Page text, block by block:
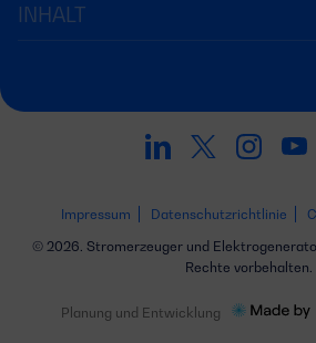
INHALT
Impressum Datenschutzrichtlinie
© 2026. Stromerzeuger und
Rechte vorbehalten.
Planung und Entwicklung